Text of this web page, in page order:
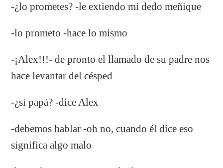
-¿lo prometes? -le extiendo mi dedo meñique
-lo prometo -hace lo mismo
-¡Alex!!!- de pronto el llamado de su padre nos
hace levantar del césped
-¿si papá? -dice Alex
-debemos hablar -oh no, cuando él dice eso
significa algo malo